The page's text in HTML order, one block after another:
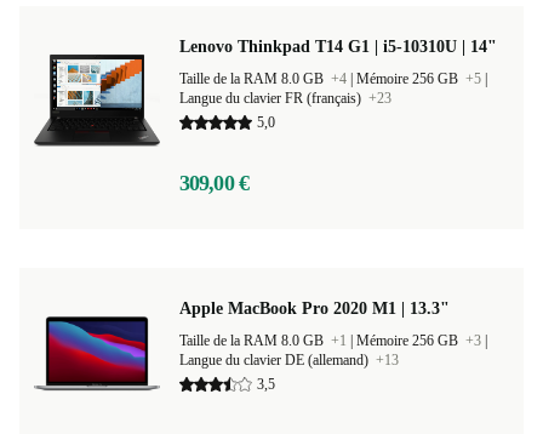
Lenovo Thinkpad T14 G1 | i5-10310U | 14"
Taille de la RAM 8.0 GB +4 Mémoire 256 GB +5
Langue du clavier FR (français) +23
5,0
309,00 €
Apple MacBook Pro 2020 M1 | 13.3"
Taille de la RAM 8.0 GB +1 Mémoire 256 GB +3
Langue du clavier DE (allemand) +13
3,5